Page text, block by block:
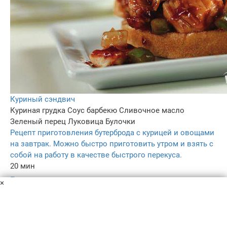
Куриный сэндвич
Куриная грудка Соус барбекю Сливочное масло
Зеленый перец Луковица Булочки
Рецепт приготовления бутерброда с курицей и овощами
на завтрак. Можно быстро приготовить утром и взять с
собой на работу в качестве быстрого перекуса.
20 мин
–
×